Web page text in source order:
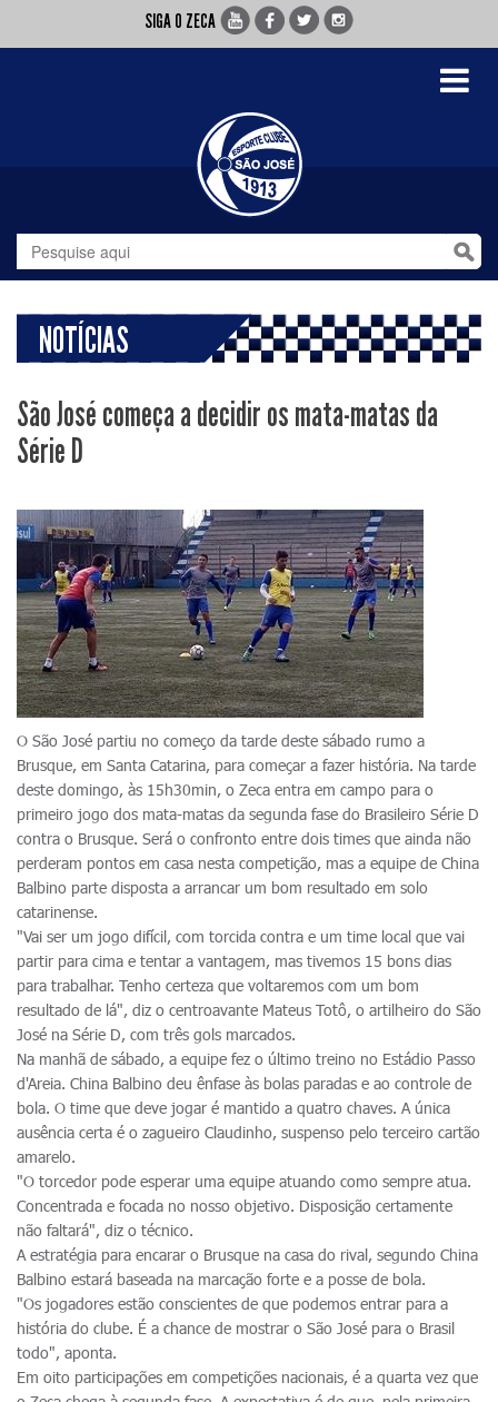
SIGA O ZECA
Toggle
NOTÍCIAS
São José começa a decidir os mata-matas da
Série D
O São José partiu no começo da tarde deste sábado rumo a
Brusque, em Santa Catarina, para começar a fazer história. Na tarde
deste domingo, às 15h30min, o Zeca entra em campo para o
primeiro jogo dos mata-matas da segunda fase do Brasileiro Série D
contra o Brusque. Será o confronto entre dois times que ainda não
perderam pontos em casa nesta competição, mas a equipe de China
Balbino parte disposta a arrancar um bom resultado em solo
catarinense.
"Vai ser um jogo difícil, com torcida contra e um time local que vai
partir para cima e tentar a vantagem, mas tivemos 15 bons dias
para trabalhar. Tenho certeza que voltaremos com um bom
resultado de lá", diz o centroavante Mateus Totô, o artilheiro do São
José na Série D, com três gols marcados.
Na manhã de sábado, a equipe fez o último treino no Estádio Passo
d'Areia. China Balbino deu ênfase às bolas paradas e ao controle de
bola. O time que deve jogar é mantido a quatro chaves. A única
ausência certa é o zagueiro Claudinho, suspenso pelo terceiro cartão
amarelo.
"O torcedor pode esperar uma equipe atuando como sempre atua.
Concentrada e focada no nosso objetivo. Disposição certamente
não faltará", diz o técnico.
A estratégia para encarar o Brusque na casa do rival, segundo China
Balbino estará baseada na marcação forte e a posse de bola.
"Os jogadores estão conscientes de que podemos entrar para a
história do clube. É a chance de mostrar o São José para o Brasil
todo", aponta.
Em oito participações em competições nacionais, é a quarta vez que